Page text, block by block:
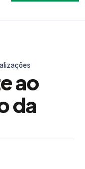
ao
da